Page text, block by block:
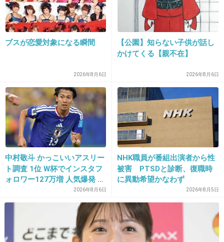
www.youtube.com
何をしても痩せられなかったウリベ氏に世界の医師たちが彼の元へ駆けつ
けるが、効果は一向に出ない。 そのような中、アメリカのバリー・シアー
ズ博士が考案しているゾーンダイエットを取り入れたところ、わずか9ヶ月
で180kgの減量に成功しました。
26. 匿名2014/05/28(水) 12:08:15
デブは食べるのにお金に困らないのが不思議で
しょうがない。
+292 -3
27. 匿名
400kgもあればいつ何があってもおかしくない
よ( ´△｀)
ブスが恋愛対象になる瞬間
2026年8月6日
【公園】知らない子供が話し
かけてくる【親不在】
2026年8月6日
中村敬斗 かっこいいアスリー
ト調査 1位 W杯でインスタフ
ォロワー127万増 人気爆発 …
2位 高橋藍 3位 大谷翔平2026年8月6日
NHK職員が番組出演者から性
被害 PTSDと診断、復職時
に異動希望かなわず
2026年8月5日